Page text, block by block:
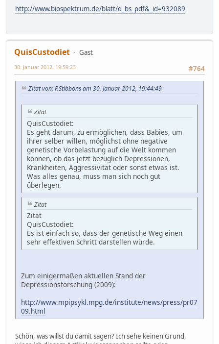
http://www.biospektrum.de/blatt/d_bs_pdf&_id=932089
QuisCustodiet
Gast
#764
30. Januar 2012, 19:59:23
Zitat von: P.Stibbons am 30. Januar 2012, 19:44:49
Zitat
QuisCustodiet:
Es geht darum, zu ermöglichen, dass Babies, um
ihrer selber willen, möglichst ohne negative
genetische Vorbelastung auf die Welt kommen
können, ob das jetzt bezüglich Depressionen,
Krankheiten, Aggressivität oder sonst etwas ist.
Was alles genau, muss man sich noch gut
überlegen.
Zitat
Zitat
QuisCustodiet:
Es ist einfach so, dass der genetische Weg einen
sehr effektiven Schritt darstellen würde.
Zum einigermaßen aktuellen Stand der
Depressionsforschung (2009):
http://www.mpipsykl.mpg.de/institute/news/press/pr07
09.html
Schön, was willst du damit sagen? Ich sehe keinen Grund,